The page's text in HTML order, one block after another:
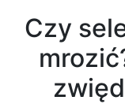
Czy